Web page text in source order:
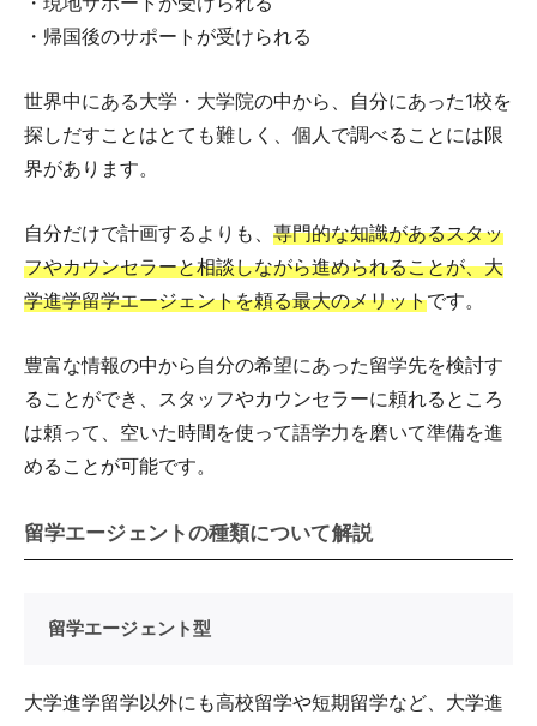
・帰国後のサポートが受けられる
世界中にある大学・大学院の中から、自分にあった1校を
探しだすことはとても難しく、個人で調べることには限
界があります。
自分だけで計画するよりも、 専門的な知識があるスタッ
フやカウンセラーと相談しながら進められることが、大
学進学留学エージェントを頼る最大のメリットです。
豊富な情報の中から自分の希望にあった留学先を検討す
ることができ、スタッフやカウンセラーに頼れるところ
は頼って、空いた時間を使って語学力を磨いて準備を進
めることが可能です。
留学エージェントの種類について解説
留学エージェント型
大学進学留学以外にも高校留学や短期留学など、大学進